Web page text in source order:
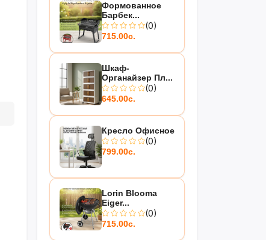
Формованное
Барбек...
(0)
715.00с.
Шкаф-
Органайзер Пл...
(0)
645.00с.
Кресло Офисное
(0)
799.00с.
Lorin Blooma
Eiger...
(0)
715.00с.